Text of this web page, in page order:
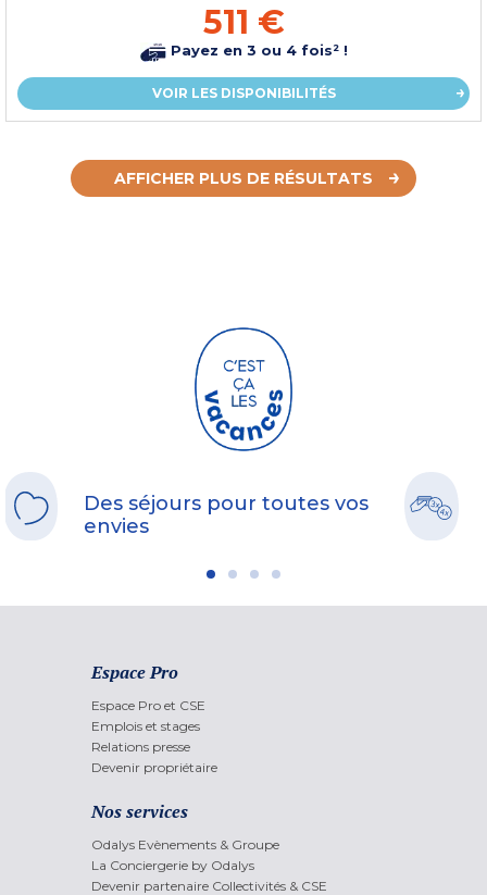
511 €
Payez en 3 ou 4 fois² !
VOIR LES DISPONIBILITÉS
AFFICHER PLUS DE RÉSULTATS
Des séjours pour toutes vos
envies
Espace Pro
Espace Pro et CSE
Emplois et stages
Relations presse
Devenir propriétaire
Nos services
Odalys Evènements & Groupe
La Conciergerie by Odalys
Devenir partenaire Collectivités & CSE